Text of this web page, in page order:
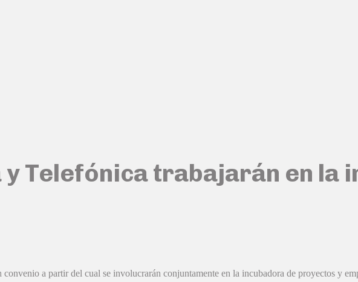
y Telefónica trabajarán en la
a partir del cual se involucrarán conjuntamente en la incubadora de proyectos y